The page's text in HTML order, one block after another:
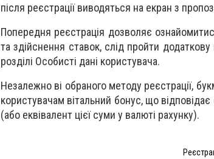
після реєстрації виводяться на екран з
Попередня реєстрація дозволяє
та здійснення ставок, слід пройти
розділі Особисті дані користувача.
Незалежно ві обраного методу реєстрації,
користувачам вітальний бонус, що
(або еквівалент цієї суми у валюті рахунку).